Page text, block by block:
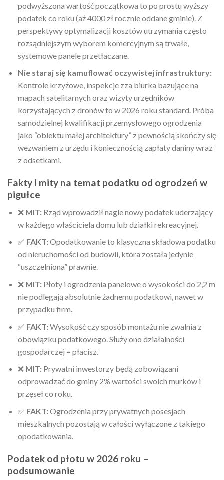
podwyższona wartość początkowa to po prostu wyższy
podatek co roku (aż 4000 zł rocznie oddane gminie). Z
perspektywy optymalizacji kosztów utrzymania często
rozsądniejszym wyborem komercyjnym są trwałe,
systemowe panele przetłaczane.
Nie staraj się kamuflować oczywistej infrastruktury:
Kontrole krzyżowe, inspekcje zza biurka bazujące na
mapach satelitarnych oraz wizyty urzędników
korzystających z dronów to w 2026 roku standard. Próba
samodzielnej kwalifikacji przemysłowego ogrodzenia
jako “obiektu małej architektury” z pewnością skończy się
wezwaniem z urzędu i koniecznością zapłaty daniny wraz
z odsetkami.
Fakty i mity na temat podatku od ogrodzeń w
pigułce
❌ MIT:Rząd wprowadził nagle nowy podatek uderzający
w każdego właściciela domu lub działki rekreacyjnej.
✅ FAKT:Opodatkowanie to klasyczna składowa podatku
od nieruchomości od budowli, która została jedynie
“uszczelniona” prawnie.
❌ MIT:Płoty i ogrodzenia panelowe o wysokości do 2,2 m
nie podlegają absolutnie żadnemu podatkowi, nawet w
przypadku firm.
✅ FAKT:Wysokość czy sposób montażu nie zwalnia z
obowiązku podatkowego. Służy ono działalności
gospodarczej = płacisz.
❌ MIT:Prywatni inwestorzy będą zobowiązani
odprowadzać do gminy 2% wartości swoich murków i
przęseł co roku.
✅ FAKT:Ogrodzenia przy prywatnych posesjach
mieszkalnych pozostają w całości wyłączone z takiego
opodatkowania.
Podatek od płotu w 2026 roku –
podsumowanie